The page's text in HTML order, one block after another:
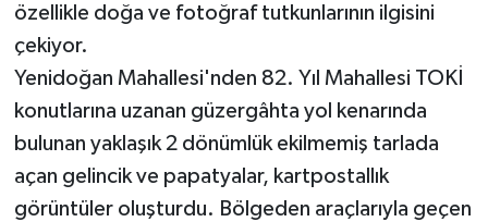
özellikle doğa ve fotoğraf tutkunlarının ilgisini
çekiyor.
Yenidoğan Mahallesi'nden 82. Yıl Mahallesi TOKİ
konutlarına uzanan güzergâhta yol kenarında
bulunan yaklaşık 2 dönümlük ekilmemiş tarlada
açan gelincik ve papatyalar, kartpostallık
görüntüler oluşturdu. Bölgeden araçlarıyla geçen